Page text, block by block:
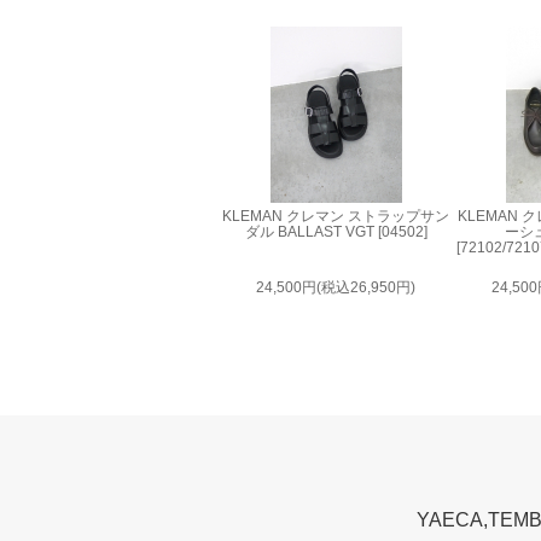
KLEMAN クレマン ストラップサン
ダル BALLAST VGT [04502]
24,500円(税込26,950円)
KLEMAN
ーシ
[72102/
24,500